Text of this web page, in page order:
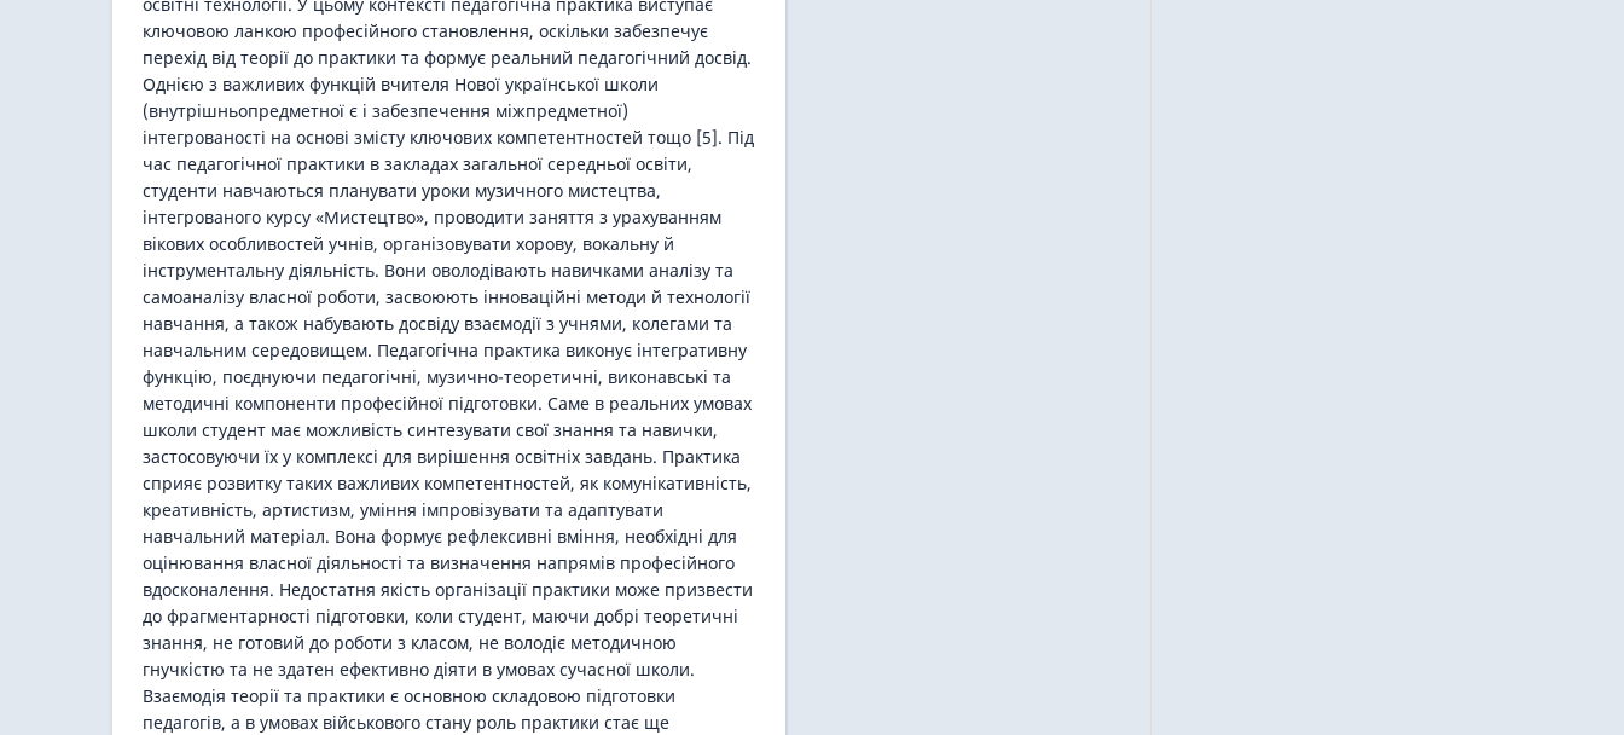
ключовою ланкою професійного становлення, оскільки забезпечує
перехід від теорії до практики та формує реальний педагогічний досвід.
Однією з важливих функцій вчителя Нової української школи
(внутрішньопредметної є і забезпечення міжпредметної)
інтегрованості на основі змісту ключових компетентностей тощо [5]. Під
час педагогічної практики в закладах загальної середньої освіти,
студенти навчаються планувати уроки музичного мистецтва,
інтегрованого курсу «Мистецтво», проводити заняття з урахуванням
вікових особливостей учнів, організовувати хорову, вокальну й
інструментальну діяльність. Вони оволодівають навичками аналізу та
самоаналізу власної роботи, засвоюють інноваційні методи й технології
навчання, а також набувають досвіду взаємодії з учнями, колегами та
навчальним середовищем. Педагогічна практика виконує інтегративну
функцію, поєднуючи педагогічні, музично-теоретичні, виконавські та
методичні компоненти професійної підготовки. Саме в реальних умовах
школи студент має можливість синтезувати свої знання та навички,
застосовуючи їх у комплексі для вирішення освітніх завдань. Практика
сприяє розвитку таких важливих компетентностей, як комунікативність,
креативність, артистизм, уміння імпровізувати та адаптувати
навчальний матеріал. Вона формує рефлексивні вміння, необхідні для
оцінювання власної діяльності та визначення напрямів професійного
вдосконалення. Недостатня якість організації практики може призвести
до фрагментарності підготовки, коли студент, маючи добрі теоретичні
знання, не готовий до роботи з класом, не володіє методичною
гнучкістю та не здатен ефективно діяти в умовах сучасної школи.
Взаємодія теорії та практики є основною складовою підготовки
педагогів, а в умовах військового стану роль практики стає ще